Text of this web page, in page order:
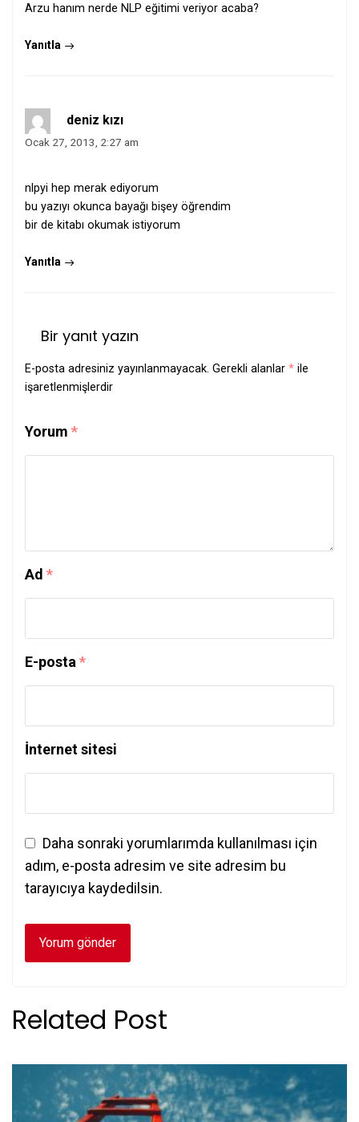
Arzu hanım nerde NLP eğitimi veriyor acaba?
Yanıtla
deniz kızı
Ocak 27, 2013, 2:27 am
nlpyi hep merak ediyorum
bu yazıyı okunca bayağı bişey öğrendim
bir de kitabı okumak istiyorum
Yanıtla
Bir yanıt yazın
E-posta adresiniz yayınlanmayacak. Gerekli alanlar * ile
işaretlenmişlerdir
Yorum *
Ad *
E-posta *
İnternet sitesi
Daha sonraki yorumlarımda kullanılması için
adım, e-posta adresim ve site adresim bu
tarayıcıya kaydedilsin.
Related Post